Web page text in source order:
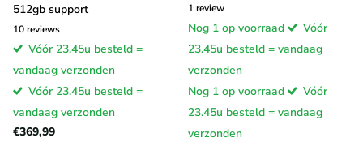
512gb support
10reviews
Vóór 23.45u besteld =
vandaag verzonden
Vóór 23.45u besteld =
vandaag verzonden
€369,99
1review
Nog 1 op voorraad
Vóór
23.45u besteld = vandaag
verzonden
Nog 1 op voorraad
Vóór
23.45u besteld = vandaag
verzonden